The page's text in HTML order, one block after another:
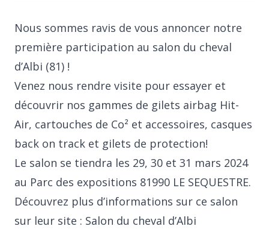
Nous sommes ravis de vous annoncer notre
première participation au salon du cheval
d’Albi (81) !
Venez nous rendre visite pour essayer et
découvrir nos gammes de gilets airbag Hit-
Air, cartouches de Co² et accessoires, casques
back on track et gilets de protection!
Le salon se tiendra les 29, 30 et 31 mars 2024
au Parc des expositions 81990 LE SEQUESTRE.
Découvrez plus d’informations sur ce salon
sur leur site : Salon du cheval d’Albi